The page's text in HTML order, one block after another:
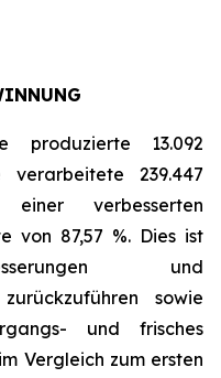
produzierte 13.092
239.447
verbesserten
von 87,57 %. Dies ist
und
sowie
und frisches
Vergleich zum ersten